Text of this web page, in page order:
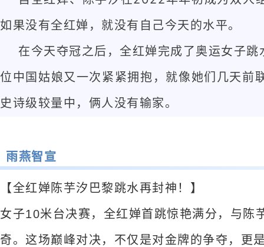
如果没有全红婵，就没有自己今天的水平。
在今天夺冠之后，全红婵完成了奥运女子
位中国姑娘又一次紧紧拥抱，就像她们几天
史诗级较量中，俩人没有输家。
雨燕智宣
【全红婵陈芋汐巴黎跳水再封神！】
女子10米台决赛，全红婵首跳惊艳满分，与陈
奇。这场巅峰对决，不仅是对金牌的争夺，更